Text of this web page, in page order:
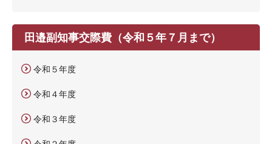
田邉副知事交際費（令和５年７月まで）
令和５年度
令和４年度
令和３年度